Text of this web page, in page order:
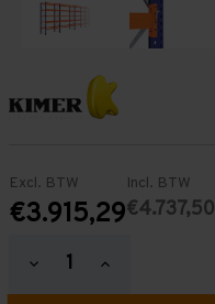
Excl. BTW
€3.915,29
Incl. BTW
€4.737,50
Hoeveelheid
verlagen
Hoeveelheid
verhogen